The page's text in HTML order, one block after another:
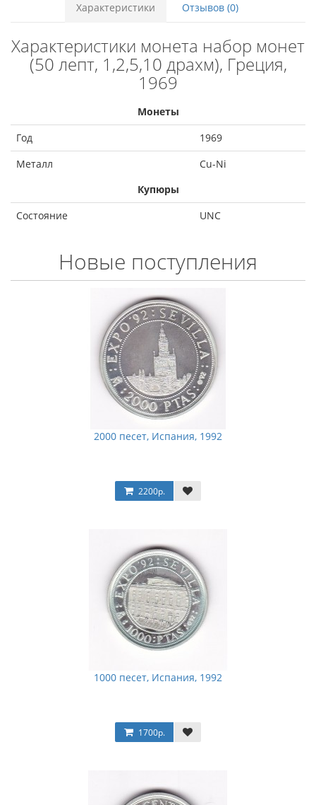
Характеристики Отзывов (0)
Характеристики монета набор монет
(50 лепт, 1,2,5,10 драхм), Греция,
1969
Монеты
Год
1969
Металл
Cu-Ni
Купюры
Состояние
UNC
Новые поступления
2000 песет, Испания, 1992
2200р.
1000 песет, Испания, 1992
1700р.